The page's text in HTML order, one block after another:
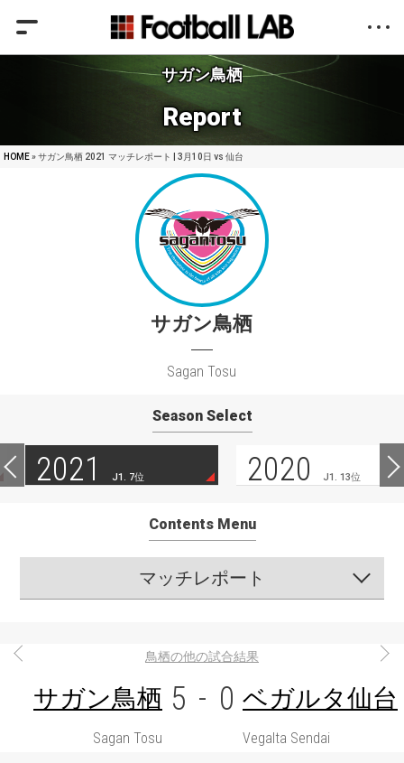
サガン鳥栖
Report
HOME» サガン鳥栖 2021 マッチレポート | 3月10日 vs 仙台
サガン鳥栖
Sagan Tosu
Season Select
2021 J1. 7位 2020 J1. 13位
Contents Menu
マッチレポート
鳥栖の他の試合結果
サガン鳥栖 5 - 0 ベガルタ仙台
Sagan Tosu Vegalta Sendai